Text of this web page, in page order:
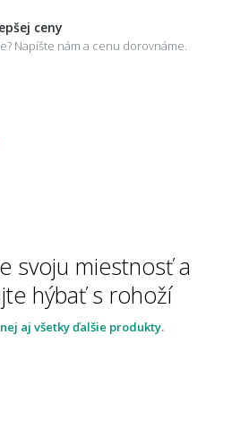
ceny
Napíšte nám a cenu dorovnáme.
svoju miestnosť a
hýbať s rohoží
aj všetky ďalšie produkty.